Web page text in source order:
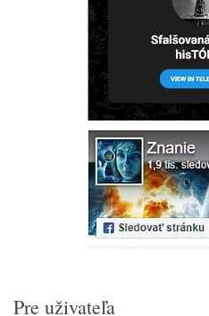
Pre uživateľa